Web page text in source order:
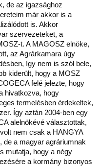
de az igazsághoz
már akkor is a
is. Akkor
szervezeteket, a
t. A MAGOSZ elnöke,
az Agrárkamara úgy
így nem is szól bele,
kiderült, hogy a MOSZ
felé jelezte, hogy
hivatkozva, hogy
termelésben érdekeltek,
Így aztán 2004-ben egy
alelnökévé választottak,
nem csak a HANGYA
a magyar agráriumnak
mutatja, hogy a négy
a kormány bizonyos